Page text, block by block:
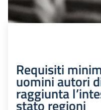
Requisiti
uomini autori
raggiunta
stato regioni